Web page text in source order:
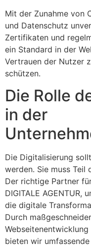
Mit der Zunahme von
und Datenschutz
Zertifikaten und
ein Standard in der
Vertrauen der Nutzer
schützen.
Die Rolle
in der
Die Digitalisierung
werden. Sie muss Teil
Der richtige Partner
DIGITALE AGENTUR,
die digitale
Durch
bieten wir